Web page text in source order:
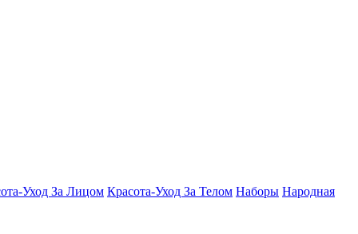
Уход За Лицом Красота-Уход За Телом Наборы Народная